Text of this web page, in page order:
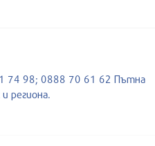
74 98; 0888 70 61 62 Пътна
региона.